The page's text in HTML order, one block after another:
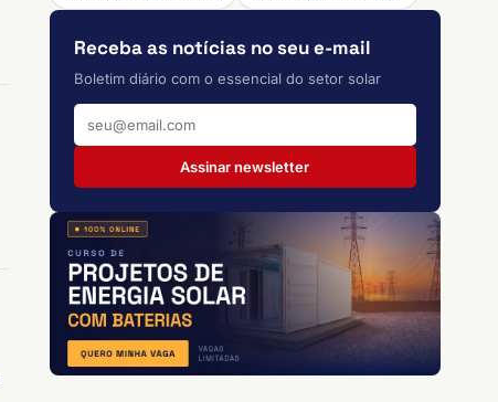
Receba as notícias no seu e-mail
Boletim diário com o essencial do setor solar
Assinar newsletter